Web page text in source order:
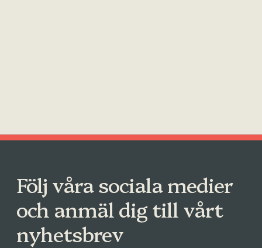
Följ våra sociala medier
och anmäl dig till vårt
nyhetsbrev